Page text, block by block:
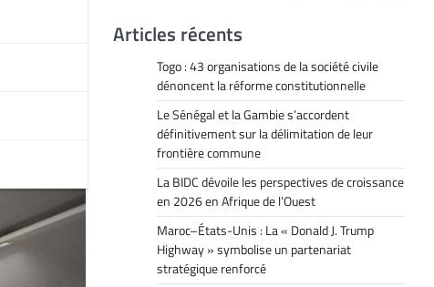
de
Articles récents
Togo : 43 organisations de la société civile
dénoncent la réforme constitutionnelle
Le Sénégal et la Gambie s’accordent
définitivement sur la délimitation de leur
frontière commune
La BIDC dévoile les perspectives de croissance
en 2026 en Afrique de l’Ouest
Maroc–États-Unis : La « Donald J. Trump
Highway » symbolise un partenariat
stratégique renforcé